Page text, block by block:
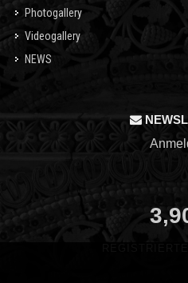
Photogallery
Videogallery
NEWS